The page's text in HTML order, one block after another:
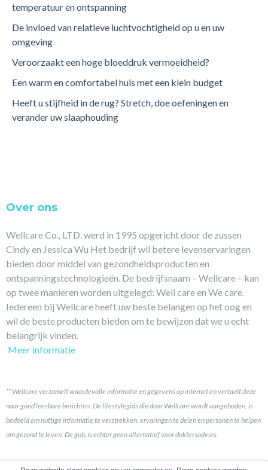
temperatuur en ontspanning
De invloed van relatieve luchtvochtigheid op u en uw
omgeving
Veroorzaakt een hoge bloeddruk vermoeidheid?
Een warm en comfortabel huis met een klein budget
Heeft u stijfheid in de rug? Stretch, doe oefeningen en
verander uw slaaphouding
Over ons
Wellcare Co., LTD. werd in 1995 opgericht door de zussen
Cindy en Jessica Wu Het bedrijf wil betere levenservaringen
bieden door middel van gezondheidsproducten en
ontspanningstechnologieën. De bedrijfsnaam – Wellcare – kan
op twee manieren worden uitgelegd: Well care en We care.
Iedereen bij Wellcare heeft uw beste belangen op het oog en
wil de beste producten bieden om te bewijzen dat we u echt
belangrijk vinden.
Meer informatie
** Wellcare verzamelt waardevolle informatie en gegevens op internet en vertaalt deze
naar goed leesbare berichten. De lifestylegids die door Wellcare wordt aangeboden, is
bedoeld om nuttige informatie te verstrekken, ervaringen te delen en personen te helpen
om gezond te leven. De gids is echter geen alternatief voor doktersadvies.